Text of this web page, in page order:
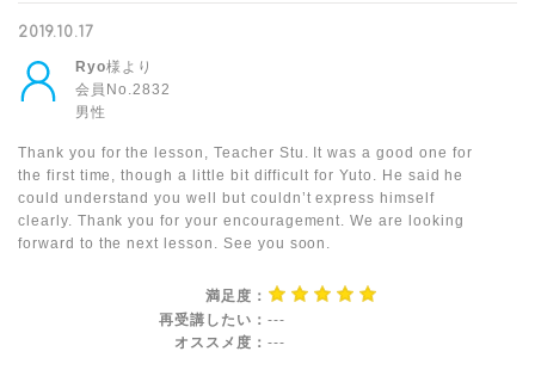
2019.10.17
Ryo様より
会員No.2832
男性
Thank you for the lesson, Teacher Stu. It was a good one for
the first time, though a little bit difficult for Yuto. He said he
could understand you well but couldn’t express himself
clearly. Thank you for your encouragement. We are looking
forward to the next lesson. See you soon.
満足度：
再受講したい： ---
オススメ度： ---